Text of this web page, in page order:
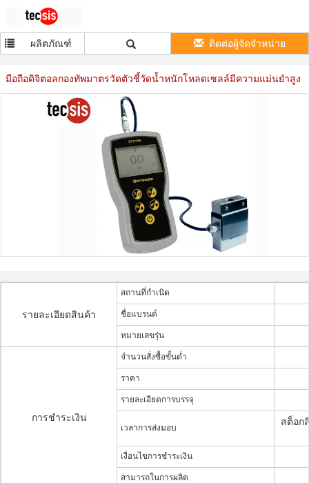
ผลิตภัณฑ์ ติดต่อผู้จัดจำหน่าย
มือถือดิจิตอลกองทัพมาตรวัดตัวชี้วัดน้ำหนักโหลดเซลล์มีความแม่นยำสูง
รายละเอียดสินค้า
สถานที่กำเนิด
ชื่อแบรนด์
หมายเลขรุ่น
การชำระเงิน
จำนวนสั่งซื้อขั้นต่ำ
ราคา
รายละเอียดการบรรจุ
เวลาการส่งมอบ
สต็อก
เงื่อนไขการชำระเงิน
สามารถในการผลิต